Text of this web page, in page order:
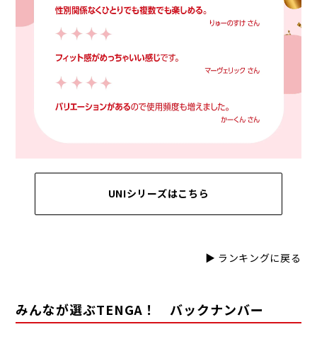
UNIシリーズはこちら
▶ ランキングに戻る
みんなが選ぶTENGA！ バックナンバー